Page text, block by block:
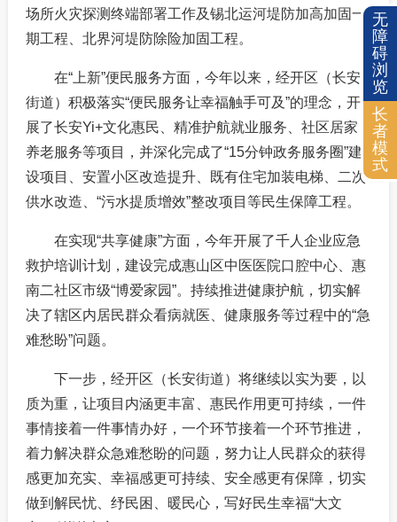
场所火灾探测终端部署工作及锡北运河堤防加高加固一
期工程、北界河堤防除险加固工程。
在“上新”便民服务方面，今年以来，经开区（长安
街道）积极落实“便民服务让幸福触手可及”的理念，开
展了长安Yi+文化惠民、精准护航就业服务、社区居家
养老服务等项目，并深化完成了“15分钟政务服务圈”建
设项目、安置小区改造提升、既有住宅加装电梯、二次
供水改造、“污水提质增效”整改项目等民生保障工程。
在实现“共享健康”方面，今年开展了千人企业应急
救护培训计划，建设完成惠山区中医医院口腔中心、惠
南二社区市级“博爱家园”。持续推进健康护航，切实解
决了辖区内居民群众看病就医、健康服务等过程中的“急
难愁盼”问题。
下一步，经开区（长安街道）将继续以实为要，以
质为重，让项目内涵更丰富、惠民作用更可持续，一件
事情接着一件事情办好，一个环节接着一个环节推进，
着力解决群众急难愁盼的问题，努力让人民群众的获得
感更加充实、幸福感更可持续、安全感更有保障，切实
做到解民忧、纾民困、暖民心，写好民生幸福“大文
无
障
碍
浏
览
长
者
模
式